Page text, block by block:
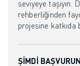
seviyeye taşıyın.
rehberliğinden
projesine katkıda
ŞIMDI BAŞVURUN